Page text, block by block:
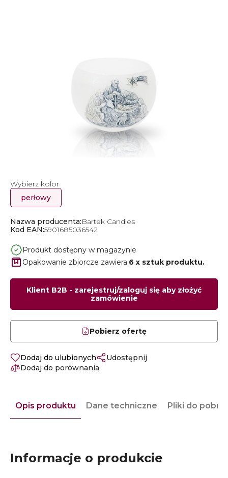
Wybierz kolor
perłowy
Nazwa producenta:Bartek Candles
Kod EAN:5901685036542
Produkt dostępny w magazynie
Opakowanie zbiorcze zawiera:6 x sztuk produktu.
Klient B2B - zarejestruj/zaloguj się aby złożyć
zamówienie
Pobierz ofertę
Dodaj do ulubionych
Udostępnij
Dodaj do porównania
Opis produktu Dane techniczne Pliki do
Informacje o produkcie